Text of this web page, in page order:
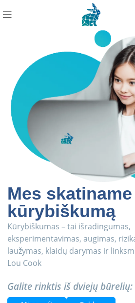
Mes skatiname
kūrybiškumą
Kūrybiškumas – tai išradingumas,
eksperimentavimas, augimas,
laužymas, klaidų darymas ir
Lou Cook
Galite rinktis iš dviejų būrelių: